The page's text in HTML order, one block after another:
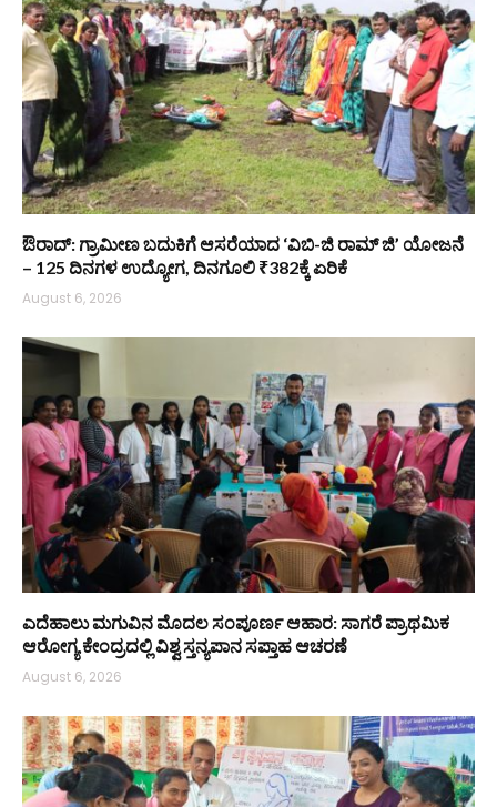
ಔರಾದ್: ಗ್ರಾಮೀಣ ಬದುಕಿಗೆ ಆಸರೆಯಾದ ‘ವಿಬಿ-ಜಿ ರಾಮ್ ಜಿ’ ಯೋಜನೆ
– 125 ದಿನಗಳ ಉದ್ಯೋಗ, ದಿನಗೂಲಿ ₹382ಕ್ಕೆ ಏರಿಕೆ
August 6, 2026
ಎದೆಹಾಲು ಮಗುವಿನ ಮೊದಲ ಸಂಪೂರ್ಣ ಆಹಾರ: ಸಾಗರೆ ಪ್ರಾಥಮಿಕ
ಆರೋಗ್ಯ ಕೇಂದ್ರದಲ್ಲಿ ವಿಶ್ವ ಸ್ತನ್ಯಪಾನ ಸಪ್ತಾಹ ಆಚರಣೆ
August 6, 2026